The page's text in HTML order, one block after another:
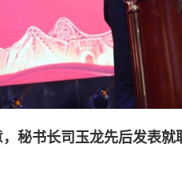
秘书长司玉龙先后发表